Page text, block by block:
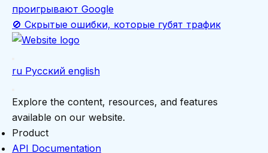
проигрывают Google
🚫 Скрытые ошибки, которые губят трафик
ru Русский english
Explore the content, resources, and features
available on our website.
Product
API Documentation